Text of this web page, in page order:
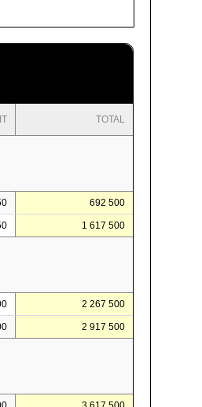
TOTAL
692 500
1 617 500
2 267 500
2 917 500